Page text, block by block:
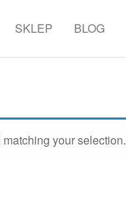
SKLEP BLOG
your selection.